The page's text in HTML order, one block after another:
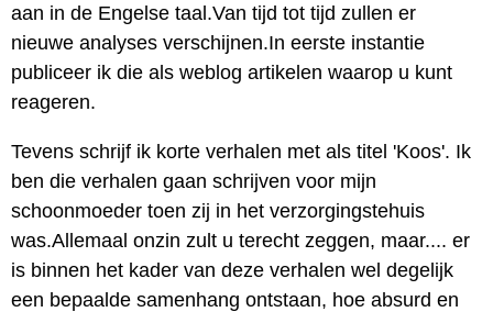
aan in de Engelse taal.Van tijd tot tijd zullen er
nieuwe analyses verschijnen.In eerste instantie
publiceer ik die als weblog artikelen waarop u kunt
reageren.
Tevens schrijf ik korte verhalen met als titel 'Koos'. Ik
ben die verhalen gaan schrijven voor mijn
schoonmoeder toen zij in het verzorgingstehuis
was.Allemaal onzin zult u terecht zeggen, maar.... er
is binnen het kader van deze verhalen wel degelijk
een bepaalde samenhang ontstaan, hoe absurd en